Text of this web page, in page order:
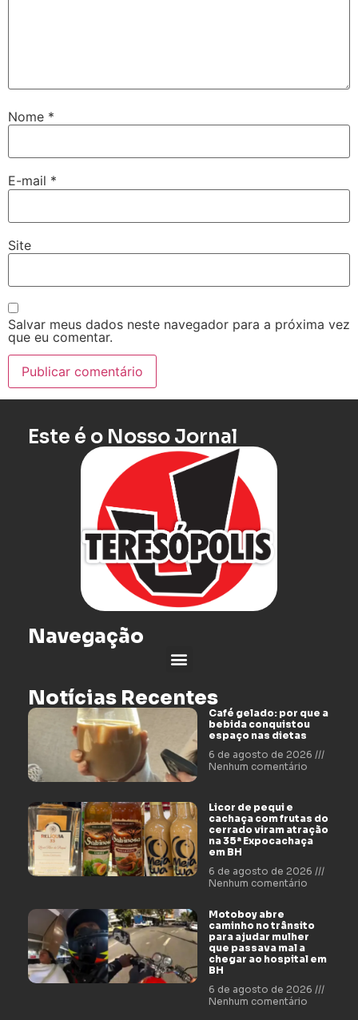
Nome *
E-mail *
Site
Salvar meus dados neste navegador para a próxima vez
que eu comentar.
Este é o Nosso Jornal
Navegação
Notícias Recentes
Café gelado: por que a
bebida conquistou
espaço nas dietas
6 de agosto de 2026
Nenhum comentário
Licor de pequi e
cachaça com frutas do
cerrado viram atração
na 35ª Expocachaça
em BH
6 de agosto de 2026
Nenhum comentário
Motoboy abre
caminho no trânsito
para ajudar mulher
que passava mal a
chegar ao hospital em
BH
6 de agosto de 2026
Nenhum comentário